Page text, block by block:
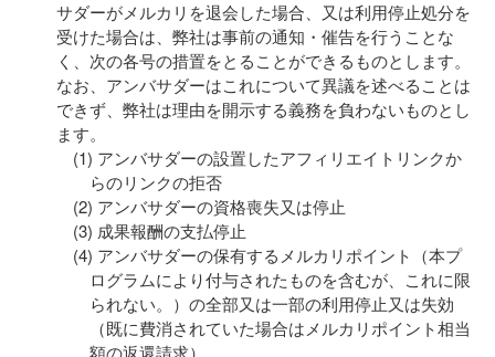
サダーがメルカリを退会した場合、又は利用停止処分を
受けた場合は、弊社は事前の通知・催告を行うことな
く、次の各号の措置をとることができるものとします。
なお、アンバサダーはこれについて異議を述べることは
できず、弊社は理由を開示する義務を負わないものとし
ます。
アンバサダーの設置したアフィリエイトリンクか
らのリンクの拒否
アンバサダーの資格喪失又は停止
成果報酬の支払停止
アンバサダーの保有するメルカリポイント（本プ
ログラムにより付与されたものを含むが、これに限
られない。）の全部又は一部の利用停止又は失効
（既に費消されていた場合はメルカリポイント相当
額の返還請求）